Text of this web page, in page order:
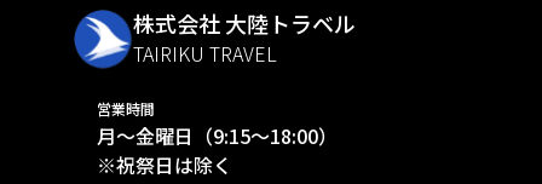
株式会社 大陸トラベル
TAIRIKU TRAVEL
営業時間
月～金曜日（9:15～18:00）
※祝祭日は除く